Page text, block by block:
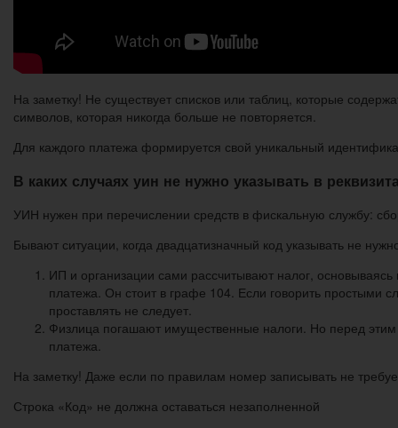
На заметку! Не существует списков или таблиц, которые
символов, которая никогда больше не повторяется.
Для каждого платежа формируется свой уникальный
В каких случаях уин не нужно указывать в
УИН нужен при перечислении средств в фискальную службу:
Бывают ситуации, когда двадцатизначный код указывать не
ИП и организации сами рассчитывают налог,
платежа. Он стоит в графе 104. Если говорить простыми
проставлять не следует.
Физлица погашают имущественные налоги. Но перед
платежа.
На заметку! Даже если по правилам номер записывать не
Строка «Код» не должна оставаться незаполненной